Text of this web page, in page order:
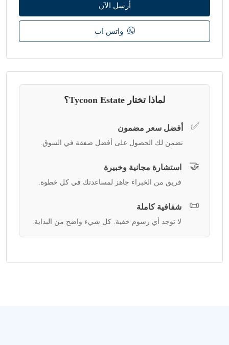
أرسل الآن
واتس اب
لماذا تختار Tycoon Estate؟
✅ أفضل سعر مضمون
نضمن لك الحصول على أفضل صفقة في السوق.
🤝 استشارة مجانية وخبيرة
فريق من الخبراء جاهز لمساعدتك في كل خطوة.
📜 شفافية كاملة
لا توجد أي رسوم خفية. كل شيء واضح من البداية.